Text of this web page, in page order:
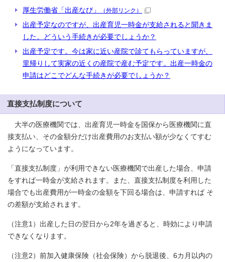
厚生労働省「出産なび」 （外部リンク）
出産予定なのですが、出産育児一時金が支給されると聞きま
した。どういう手続きが必要でしょうか？
出産予定です。今は家に近い産院で診てもらっていますが、
里帰りして実家の近くの産院で産む予定です。出産一時金の
申請はどこでどんな手続きが必要でしょうか？
直接支払制度について
大半の医療機関では、出産育児一時金を国保から医療機関に直
接支払い、その金額分だけ出産費用のお支払い額が少なくてすむ
ようになっています。
「直接支払制度」が利用できない医療機関で出産した場合、申請
をすれば一時金が支給されます。また、直接支払制度を利用した
場合でも出産費用が一時金の金額を下回る場合は、申請すれば そ
の差額が支給されます。
（注意1）出産した日の翌日から2年を過ぎると、時効により申請
できなくなります。
（注意2）前加入健康保険（社会保険）から脱退後、6カ月以内の